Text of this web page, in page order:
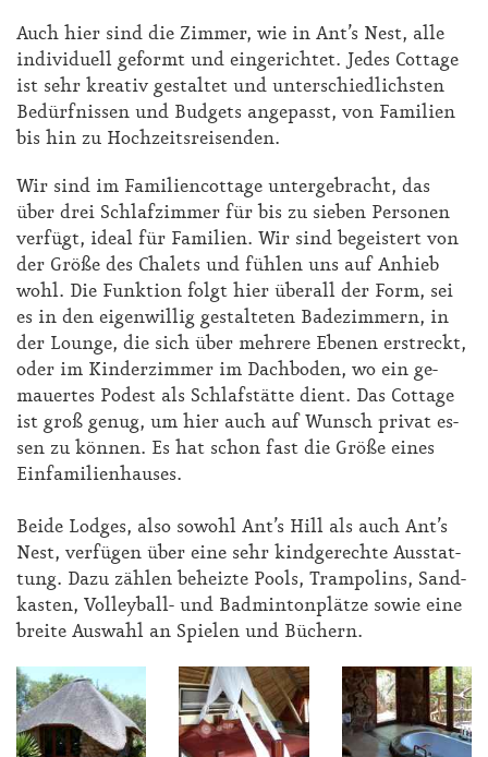
Auch hier sind die Zim­mer, wie in Ant’s Nest, al­le
in­di­vi­du­ell ge­formt und ein­ge­rich­tet. Je­des Cot­ta­ge
ist sehr krea­tiv ge­stal­tet und un­ter­schied­lichs­ten
Be­dürf­nis­sen und Bud­gets an­ge­passt, von Fa­mi­li­en
bis hin zu Hoch­zeits­rei­sen­den.
Wir sind im Fa­mi­li­en­cot­ta­ge un­ter­ge­bracht, das
über drei Schlaf­zim­mer für bis zu sie­ben Per­so­nen
ver­fügt, ide­al für Fa­mi­li­en. Wir sind be­geis­tert von
der Grö­ße des Cha­lets und füh­len uns auf An­hieb
wohl. Die Funk­ti­on folgt hier über­all der Form, sei
es in den ei­gen­wil­lig ge­stal­te­ten Ba­de­zim­mern, in
der Lounge, die sich über meh­re­re Ebe­nen er­streckt,
oder im Kin­der­zim­mer im Dach­bo­den, wo ein ge­
mau­er­tes Po­dest als Schlaf­stät­te dient. Das Cot­ta­ge
ist groß ge­nug, um hier auch auf Wunsch pri­vat es­
sen zu kön­nen. Es hat schon fast die Grö­ße ei­nes
Ein­fa­mi­li­en­hau­ses.
Bei­de Lod­ges, al­so so­wohl Ant’s Hill als auch Ant’s
Nest, ver­fü­gen über ei­ne sehr kind­ge­rech­te Aus­stat­
tung. Da­zu zäh­len be­heiz­te Pools, Tram­po­lins, Sand­
kas­ten, Vol­ley­ball- und Bad­min­ton­plät­ze so­wie ei­ne
brei­te Aus­wahl an Spie­len und Bü­chern.